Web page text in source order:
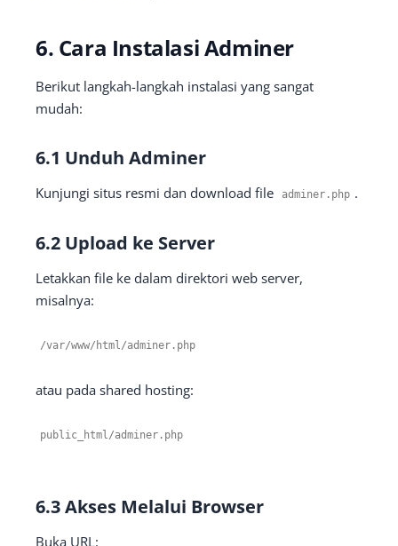
6. Cara Instalasi Adminer
Berikut langkah-langkah instalasi yang sangat
mudah:
6.1 Unduh Adminer
Kunjungi situs resmi dan download file adminer . php .
6.2 Upload ke Server
Letakkan file ke dalam direktori web server,
misalnya:
/var/www/ html/adminer . php
atau pada shared hosting:
public_html/adminer . php
6.3 Akses Melalui Browser
Buka URL: